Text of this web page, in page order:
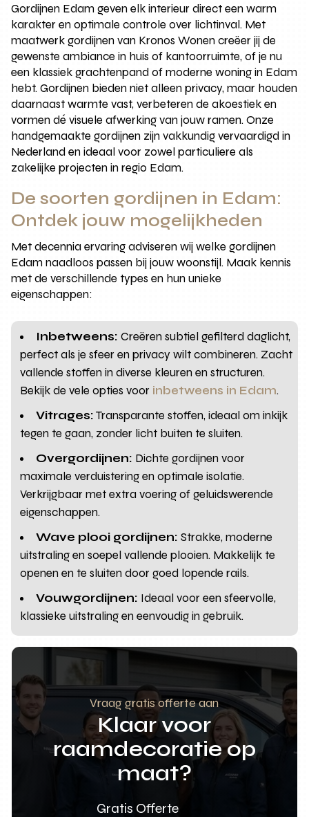
Gordijnen Edam geven elk interieur direct een warm
karakter en optimale controle over lichtinval. Met
maatwerk gordijnen van Kronos Wonen creëer jij de
gewenste ambiance in huis of kantoorruimte, of je nu
een klassiek grachtenpand of moderne woning in Edam
hebt. Gordijnen bieden niet alleen privacy, maar houden
daarnaast warmte vast, verbeteren de akoestiek en
vormen dé visuele afwerking van jouw ramen. Onze
handgemaakte gordijnen zijn vakkundig vervaardigd in
Nederland en ideaal voor zowel particuliere als
zakelijke projecten in regio Edam.
De soorten gordijnen in Edam:
Ontdek jouw mogelijkheden
Met decennia ervaring adviseren wij welke gordijnen
Edam naadloos passen bij jouw woonstijl. Maak kennis
met de verschillende types en hun unieke
eigenschappen:
Inbetweens: Creëren subtiel gefilterd daglicht,
perfect als je sfeer en privacy wilt combineren. Zacht
vallende stoffen in diverse kleuren en structuren.
Bekijk de vele opties voor inbetweens in Edam.
Vitrages:Transparante stoffen, ideaal om inkijk
tegen te gaan, zonder licht buiten te sluiten.
Overgordijnen: Dichte gordijnen voor
maximale verduistering en optimale isolatie.
Verkrijgbaar met extra voering of geluidswerende
eigenschappen.
Wave plooi gordijnen: Strakke, moderne
uitstraling en soepel vallende plooien. Makkelijk te
openen en te sluiten door goed lopende rails.
Vouwgordijnen: Ideaal voor een sfeervolle,
klassieke uitstraling en eenvoudig in gebruik.
Vraag gratis offerte aan
Klaar voor
raamdecoratie op
maat?
Gratis Offerte